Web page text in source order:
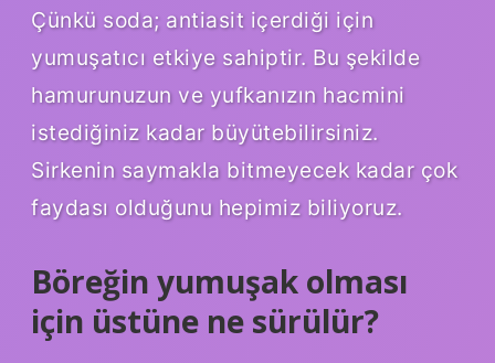
Çünkü soda; antiasit içerdiği için
yumuşatıcı etkiye sahiptir. Bu şekilde
hamurunuzun ve yufkanızın hacmini
istediğiniz kadar büyütebilirsiniz.
Sirkenin saymakla bitmeyecek kadar çok
faydası olduğunu hepimiz biliyoruz.
Böreğin yumuşak olması
için üstüne ne sürülür?